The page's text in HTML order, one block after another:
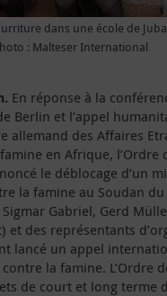
dans une école de
: Malteser International
En réponse à la
Berlin et l’appel
allemand des Affaires
en Afrique, l’Ordre
le déblocage d’un
la famine au Soudan du
Gabriel, Gerd
et des représentants
lancé un appel
la famine. L’Ordre
de court et long terme